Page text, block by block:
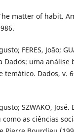
matter of habit.
FERES, João;
Dados: uma
Dados, v.
SZWAKO, José.
as ciências